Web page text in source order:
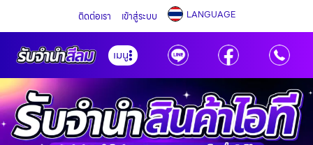
ติดต่อเรา เข้าสู่ระบบ LANGUAGE
เมนู